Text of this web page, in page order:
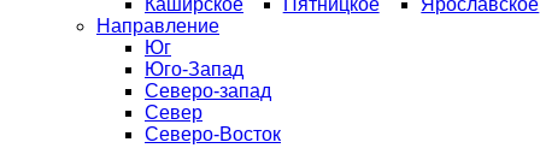
Каширское
Пятницкое
Ярославское
Направление
Юг
Юго-Запад
Северо-запад
Север
Северо-Восток